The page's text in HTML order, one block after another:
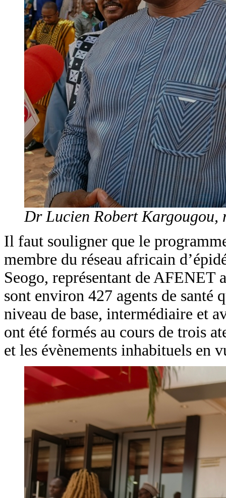
Dr Lucien Robert Kargougou,
Il faut souligner que le
membre du réseau africain
Seogo, représentant de AFENET
sont environ 427 agents de santé
niveau de base, intermédiaire et
ont été formés au cours de trois
et les évènements inhabituels en